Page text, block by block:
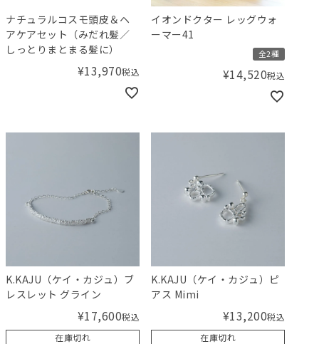
ナチュラルコスモ頭皮＆ヘ
アケアセット（みだれ髪／
しっとりまとまる髪に）
¥13,970税込
イオンドクター レッグウォ
ーマー41
全2種
¥14,520税込
K.KAJU（ケイ・カジュ）ブ
レスレット グライン
¥17,600税込
在庫切れ
K.KAJU（ケイ・カジュ）ピ
アス Mimi
¥13,200税込
在庫切れ